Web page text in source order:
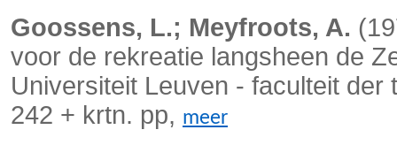
Goossens, L.; Meyfroots, A.
voor de rekreatie langsheen de
Universiteit Leuven - faculteit
242 + krtn. pp, meer